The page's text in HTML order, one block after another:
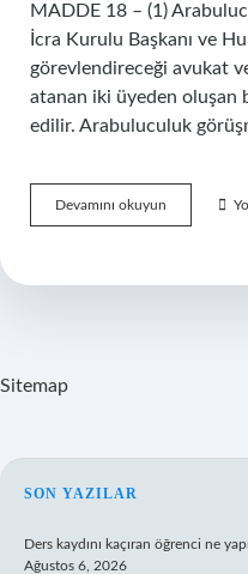
MADDE 18 – (1)
İcra Kurulu Başkanı ve
görevlendireceği avukat
atanan iki üyeden oluşan
edilir. Arabuluculuk
Devamını okuyun
Görüşmesine
Kimler
Sitemap
SIDEBAR
SON YAZILAR
Ders kaydını kaçıran öğrenci ne
Ağustos 6, 2026